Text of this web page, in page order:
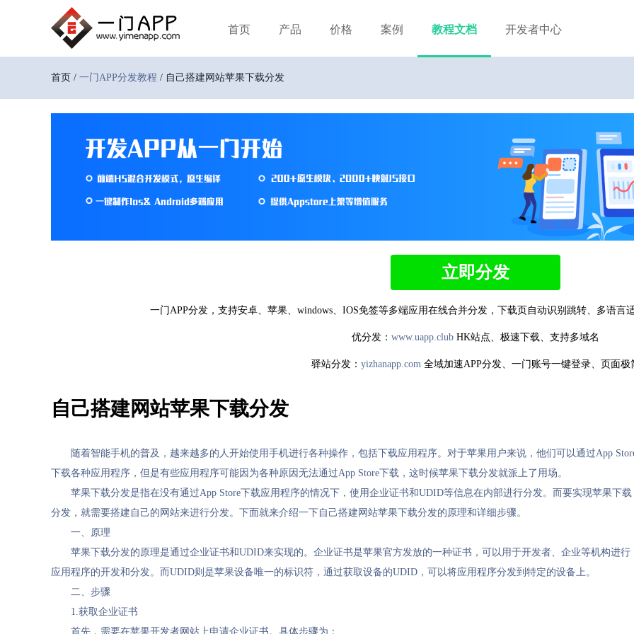
首页 产品 价格 案例 教程文档 开发者中心
首页 / 一门APP分发教程 / 自己搭建网站苹果下载分发
立即分发
一门APP分发，支持安卓、苹果、windows、IOS免签等多端应用在线合并分发，下载页自动识别跳转、多语言
优分发： www.uapp.club HK站点、极速下载、支持多域名
驿站分发： yizhanapp.com全域加速APP分发、一门账号一键登录、页面极
自己搭建网站苹果下载分发
随着智能手机的普及，越来越多的人开始使用手机进行各种操作，包括下载应用程序。对于苹果用户来说，他们可以通过App
下载各种应用程序，但是有些应用程序可能因为各种原因无法通过App Store下载，这时候苹果下载分发就派上了用场。
苹果下载分发是指在没有通过App Store下载应用程序的情况下，使用企业证书和UDID等信息在内部进行分发。而要实现苹果下载
分发，就需要搭建自己的网站来进行分发。下面就来介绍一下自己搭建网站苹果下载分发的原理和详细步骤。
一、原理
苹果下载分发的原理是通过企业证书和UDID来实现的。企业证书是苹果官方发放的一种证书，可以用于开发者、企业等机构进行
应用程序的开发和分发。而UDID则是苹果设备唯一的标识符，通过获取设备的UDID，可以将应用程序分发到特定的设备上。
二、步骤
1.获取企业证书
首先，需要在苹果开发者网站上申请企业证书。具体步骤为：